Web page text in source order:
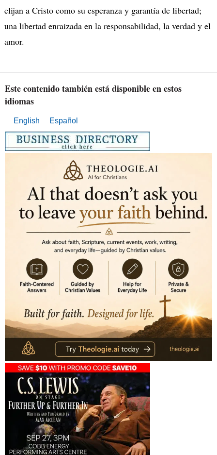
elijan a Cristo como su esperanza y garantía de libertad;
una libertad enraizada en la responsabilidad, la verdad y el
amor.
Este contenido también está disponible en estos
idiomas
English Español